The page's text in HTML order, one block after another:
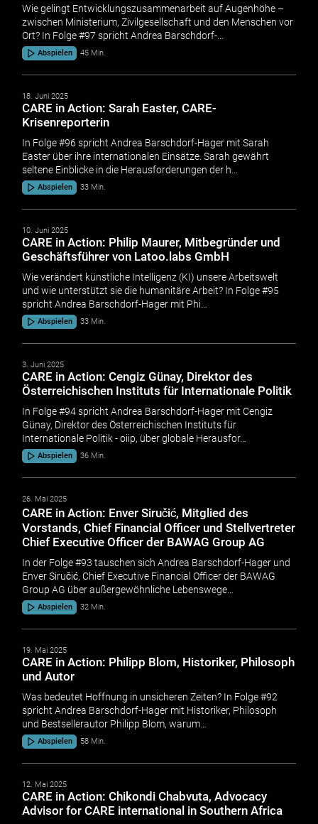
Wie gelingt Entwicklungszusammenarbeit auf Augenhöhe –
zwischen Ministerium, Zivilgesellschaft und den Menschen vor
Ort? In Folge #97 spricht Andrea Barschdorf-…
Abspielen 45 Min.
18. Juni 2025
CARE in Action: Sarah Easter, CARE-
Krisenreporterin
In Folge #96 spricht Andrea Barschdorf-Hager mit Sarah
Easter über ihre internationalen Einsätze. Sarah gewährt
seltene Einblicke in die Herausforderungen der h…
Abspielen 33 Min.
10. Juni 2025
CARE in Action: Philip Maurer, Mitbegründer und
Geschäftsführer von Latoo.labs GmbH
Wie verändert künstliche Intelligenz (KI) unsere Arbeitswelt
und wie unterstützt sie die humanitäre Arbeit? In Folge #95
spricht Andrea Barschdorf-Hager mit Phi…
Abspielen 33 Min.
3. Juni 2025
CARE in Action: Cengiz Günay, Direktor des
Österreichischen Instituts für Internationale Politik
In Folge #94 spricht Andrea Barschdorf-Hager mit Cengiz
Günay, Direktor des Österreichischen Instituts für
Internationale Politik - oiip, über globale Herausfor…
Abspielen 36 Min.
26. Mai 2025
CARE in Action: Enver Siručić, Mitglied des
Vorstands, Chief Financial Officer und Stellvertreter
Chief Executive Officer der BAWAG Group AG
In der Folge #93 tauschen sich Andrea Barschdorf-Hager und
Enver Siručić, Chief Executive Financial Officer der BAWAG
Group AG über außergewöhnliche Lebenswege…
Abspielen 32 Min.
19. Mai 2025
CARE in Action: Philipp Blom, Historiker, Philosoph
und Autor
Was bedeutet Hoffnung in unsicheren Zeiten? In Folge #92
spricht Andrea Barschdorf-Hager mit Historiker, Philosoph
und Bestsellerautor Philipp Blom, warum…
Abspielen 58 Min.
12. Mai 2025
CARE in Action: Chikondi Chabvuta, Advocacy
Advisor for CARE international in Southern Africa